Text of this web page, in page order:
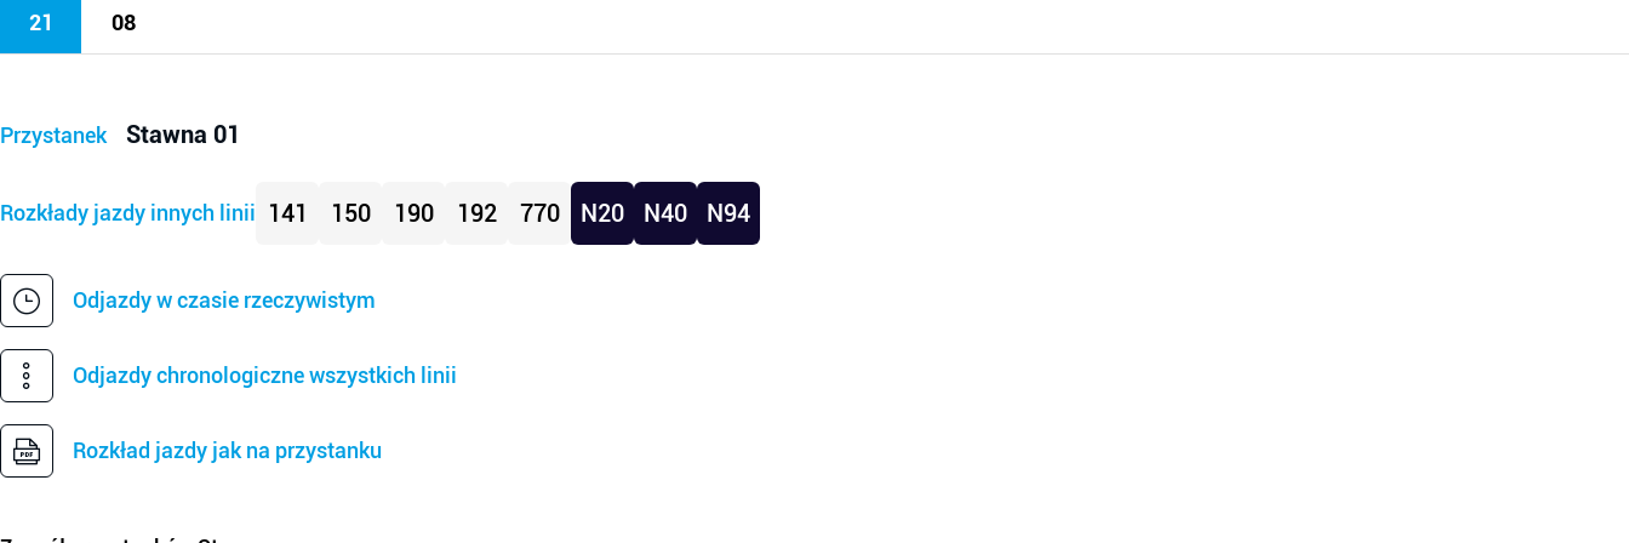
21 08
Przystanek Stawna 01
Rozkłady jazdy innych linii 141 150 190 192 770 N20 N40 N94
Odjazdy w czasie rzeczywistym
Odjazdy chronologiczne wszystkich linii
Rozkład jazdy jak na przystanku